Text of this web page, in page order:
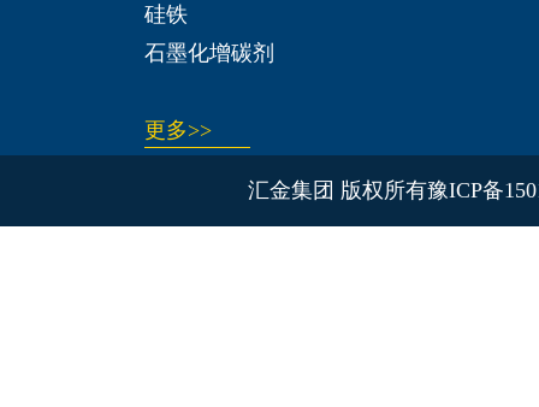
硅铁
石墨化增碳剂
更多>>
汇金集团 版权所有豫ICP备